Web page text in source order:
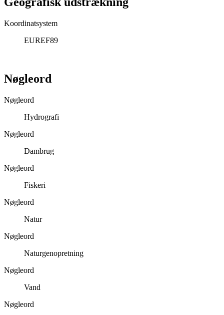
Koordinatsystem
EUREF89
Nøgleord
Nøgleord
Hydrografi
Nøgleord
Dambrug
Nøgleord
Fiskeri
Nøgleord
Natur
Nøgleord
Naturgenopretning
Nøgleord
Vand
Nøgleord